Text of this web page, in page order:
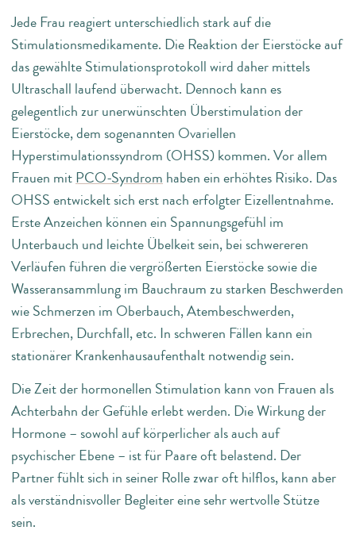
Jede Frau reagiert unterschiedlich stark auf die
Stimulationsmedikamente. Die Reaktion der Eierstöcke auf
das gewählte Stimulationsprotokoll wird daher mittels
Ultraschall laufend überwacht. Dennoch kann es
gelegentlich zur unerwünschten Überstimulation der
Eierstöcke, dem sogenannten Ovariellen
Hyperstimulationssyndrom (OHSS) kommen. Vor allem
Frauen mitPCO-Syndrom haben ein erhöhtes Risiko. Das
OHSS entwickelt sich erst nach erfolgter Eizellentnahme.
Erste Anzeichen können ein Spannungsgefühl im
Unterbauch und leichte Übelkeit sein, bei schwereren
Verläufen führen die vergrößerten Eierstöcke sowie die
Wasseransammlung im Bauchraum zu starken Beschwerden
wie Schmerzen im Oberbauch, Atembeschwerden,
Erbrechen, Durchfall, etc. In schweren Fällen kann ein
stationärer Krankenhausaufenthalt notwendig sein.
Die Zeit der hormonellen Stimulation kann von Frauen als
Achterbahn der Gefühle erlebt werden. Die Wirkung der
Hormone – sowohl auf körperlicher als auch auf
psychischer Ebene – ist für Paare oft belastend. Der
Partner fühlt sich in seiner Rolle zwar oft hilflos, kann aber
als verständnisvoller Begleiter eine sehr wertvolle Stütze
sein.